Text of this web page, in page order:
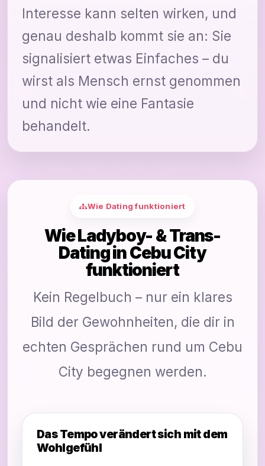
Interesse kann selten wirken, und
genau deshalb kommt sie an: Sie
signalisiert etwas Einfaches – du
wirst als Mensch ernst genommen
und nicht wie eine Fantasie
behandelt.
Wie Dating funktioniert
Wie Ladyboy- & Trans-
Dating in Cebu City
funktioniert
Kein Regelbuch – nur ein klares
Bild der Gewohnheiten, die dir in
echten Gesprächen rund um Cebu
City begegnen werden.
Das Tempo verändert sich mit dem
Wohlgefühl